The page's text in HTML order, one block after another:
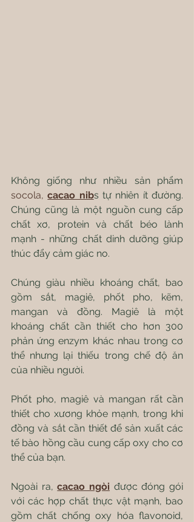
socola, cacao nibs tự nhiên ít đường.
Chúng cũng là một nguồn cung cấp
chất xơ, protein và chất béo lành
mạnh - những chất dinh dưỡng giúp
thúc đẩy cảm giác no.
Chúng giàu nhiều khoáng chất, bao
gồm sắt, magiê, phốt pho, kẽm,
mangan và đồng. Magiê là một
khoáng chất cần thiết cho hơn 300
phản ứng enzym khác nhau trong cơ
thể nhưng lại thiếu trong chế độ ăn
của nhiều người.
Phốt pho, magiê và mangan rất cần
thiết cho xương khỏe mạnh, trong khi
đồng và sắt cần thiết để sản xuất các
tế bào hồng cầu cung cấp oxy cho cơ
thể của bạn.
Ngoài ra, cacao ngòi được đóng gói
với các hợp chất thực vật mạnh, bao
gồm chất chống oxy hóa flavonoid,